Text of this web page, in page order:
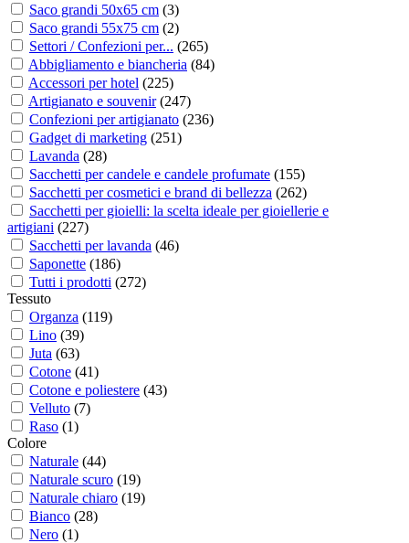
Saco grandi 50x65 cm (3)
Saco grandi 55x75 cm (2)
Settori / Confezioni per... (265)
Abbigliamento e biancheria (84)
Accessori per hotel (225)
Artigianato e souvenir (247)
Confezioni per artigianato (236)
Gadget di marketing (251)
Lavanda (28)
Sacchetti per candele e candele profumate (155)
Sacchetti per cosmetici e brand di bellezza (262)
Sacchetti per gioielli: la scelta ideale per gioiellerie e
artigiani (227)
Sacchetti per lavanda (46)
Saponette (186)
Tutti i prodotti (272)
Tessuto
Organza (119)
Lino (39)
Juta (63)
Cotone (41)
Cotone e poliestere (43)
Velluto (7)
Raso (1)
Colore
Naturale (44)
Naturale scuro (19)
Naturale chiaro (19)
Bianco (28)
Nero (1)